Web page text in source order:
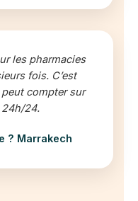
les pharmacies
fois. C’est
compter sur
24.
? Marrakech